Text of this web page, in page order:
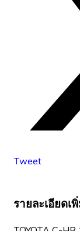
Tweet
รายละเอียดเ